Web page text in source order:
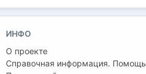
ИНФО
О проекте
Справочная информация. Помощь